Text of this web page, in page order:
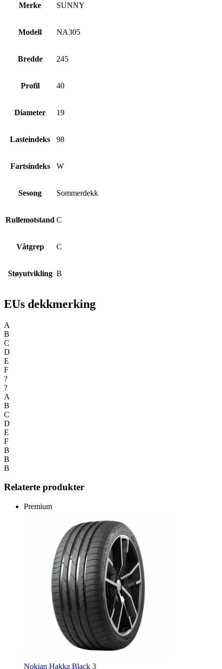
Merke SUNNY
Modell NA305
Bredde 245
Profil 40
Diameter 19
Lasteindeks 98
Fartsindeks W
Sesong Sommerdekk
Rullemotstand C
Våtgrep C
Støyutvikling B
EUs dekkmerking
A
B
C
D
E
F
?
?
A
B
C
D
E
F
B
B
B
Relaterte produkter
Premium
Nokian Hakka Black 3